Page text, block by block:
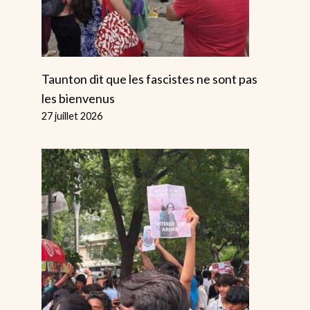
Taunton dit que les fascistes ne sont pas
les bienvenus
27 juillet 2026